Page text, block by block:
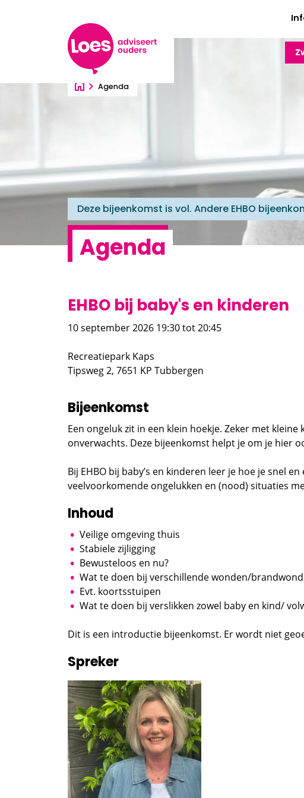
Agenda
Deze bijeenkomst is vol. Andere EHBO
Agenda
EHBO bij baby's en kinderen
10 september 2026 19:30tot 20:45
Recreatiepark Kaps
Tipsweg 2, 7651 KP Tubbergen
Bijeenkomst
Een ongeluk zit in een klein hoekje. Zeker met
onverwachts. Deze bijeenkomst helpt je om je hier
Bij EHBO bij baby’s en kinderen leer je hoe je snel
veelvoorkomende ongelukken en (nood) situaties
Inhoud
Veilige omgeving thuis
Stabiele zijligging
Bewusteloos en nu?
Wat te doen bij verschillende wonden/
Evt. koortsstuipen
Wat te doen bij verslikken zowel baby en kind/
Dit is een introductie bijeenkomst. Er wordt niet
Spreker